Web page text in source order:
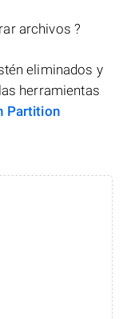
archivos ?
eliminados y
herramientas
Partition